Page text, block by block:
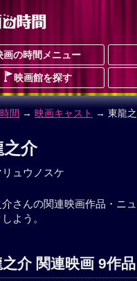
画の時間メニュー
映画館を探す
間 → 映画キャスト → 東龍
之介
ュウノスケ
さんの関連映画作品・ニ
よう。
介 関連映画 9作品